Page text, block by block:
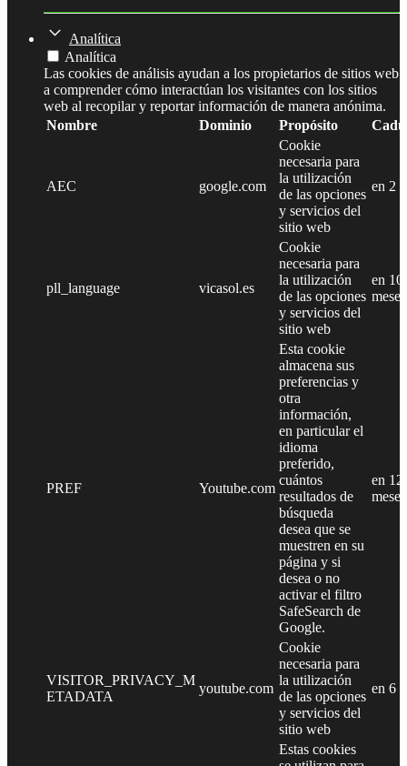
Analítica
Analítica
Las cookies de análisis ayudan a los propietarios de sitios web
a comprender cómo interactúan los visitantes con los sitios
web al recopilar y reportar información de manera anónima.
Nombre
Dominio Propósito
AEC google.com
Cookie
necesaria para
la utilización
de las opciones
y servicios del
sitio web
en 2
pll_language vicasol.es
Cookie
necesaria para
la utilización
de las opciones
y servicios del
sitio web
en 10
meses
PREF Youtube.com
Esta cookie
almacena sus
preferencias y
otra
información,
en particular el
idioma
preferido,
cuántos
resultados de
búsqueda
desea que se
muestren en su
página y si
desea o no
activar el filtro
SafeSearch de
Google.
en 12
meses
VISITOR_PRIVACY_M
ETADATA
youtube.com
Cookie
necesaria para
la utilización
de las opciones
y servicios del
sitio web
en 6
Estas cookies